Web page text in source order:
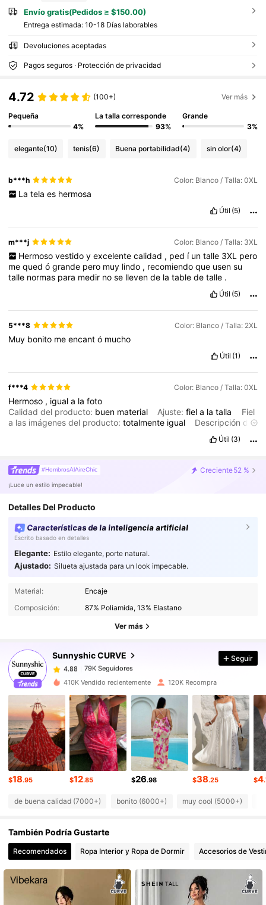
Envío gratis(Pedidos ≥ $150.00)
Entrega estimada: 10-18 Días laborables
Devoluciones aceptadas
Pagos seguros · Protección de privacidad
4.72 (100+) Ver más
Pequeña
4%
La talla corresponde
93%
Grande
3%
elegante(10) tenis(6) Buena portabilidad(4) sin olor(4)
b***h Color: Blanco / Talla: 0XL
La tela es hermosa
Útil (5)
m***j Color: Blanco / Talla: 3XL
Hermoso vestido y excelente calidad , ped í un talle 3XL pero
mequedógrande pero muy lindo , recomiendoque usensu
talle normas para medir nose llevende latabledetalle .
Útil (5)
5***8 Color: Blanco / Talla: 2XL
Muy bonito meencantó mucho
Útil (1)
f***4 Color: Blanco / Talla: 0XL
Hermoso , iguala lafoto
Calidad del producto: buen material Ajuste:fiela latalla
Fiel
a las imágenes del producto:totalmente igual
Descripción del
Útil (3)
#HombrosAlAireChic Creciente52 %
¡Luce un estilo impecable!
Detalles Del Producto
Características de la inteligencia artificial
Escrito basado en detalles
Elegante: Estilo elegante, porte natural.
Ajustado: Silueta ajustada para un look impecable.
Material:
Encaje
Composición:
87% Poliamida, 13% Elastano
Ver más
Sunnyshic CURVE
79K Seguidores
79K Seguidores
4.88
79K Seguidores
d***h seguidoHace 2 horas
4.88
4.88 79K Seguidores
4.88 79K Seguidores
4.88 79K Seguidores
4.88 79K Seguidores
4.88 79K Seguidores
Seguir
410K Vendido recientemente 120K Recompra
$18.95 $12.85 $26.98 $38.25 $4
de buena calidad (7000+) bonito (6000+) muy cool (5000+)
También Podría Gustarte
Recomendados Ropa Interior y Ropa de Dormir Accesorios de